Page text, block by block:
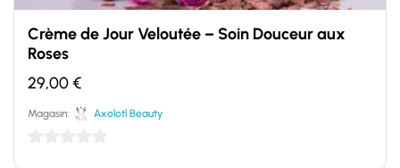
Crème de Jour Veloutée – Soin Douceur aux
Roses
29,00€
Magasin: Axolotl Beauty